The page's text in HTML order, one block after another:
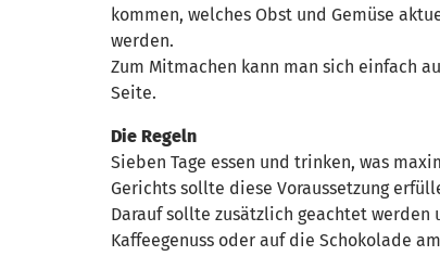
kommen, welches Obst und Gemüse
werden.
Zum Mitmachen kann man sich einfach
Seite.
Die Regeln
Sieben Tage essen und trinken, was
Gerichts sollte diese Voraussetzung
Darauf sollte zusätzlich geachtet
Kaffeegenuss oder auf die Schokolade